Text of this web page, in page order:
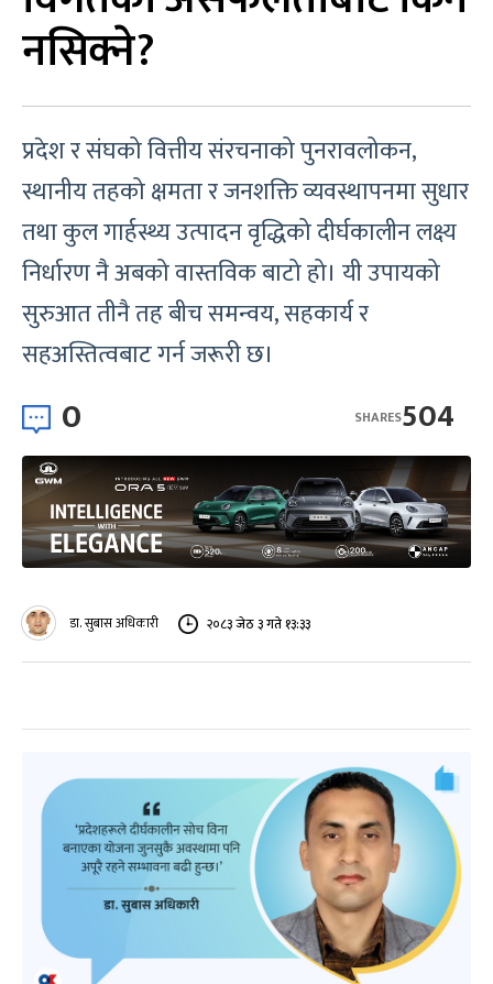
नसिक्ने?
प्रदेश र संघको वित्तीय संरचनाको पुनरावलोकन,
स्थानीय तहको क्षमता र जनशक्ति व्यवस्थापनमा सुधार
तथा कुल गार्हस्थ्य उत्पादन वृद्धिको दीर्घकालीन लक्ष्य
निर्धारण नै अबको वास्तविक बाटो हो। यी उपायको
सुरुआत तीनै तह बीच समन्वय, सहकार्य र
सहअस्तित्वबाट गर्न जरूरी छ।
0 504
SHARES
डा. सुबास अधिकारी २०८३ जेठ ३ गते १३:३३